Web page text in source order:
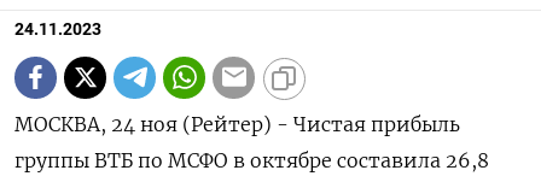
24.11.2023
МОСКВА, 24 ноя (Рейтер) - Чистая прибыль
группы ВТБ по МСФО в октябре составила 26,8